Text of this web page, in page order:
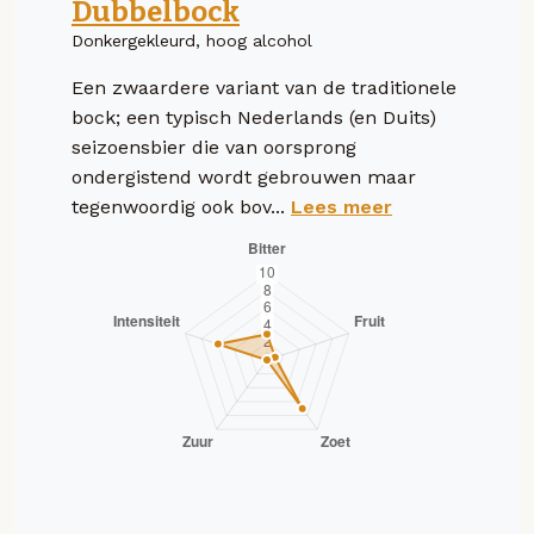
Dubbelbock
Donkergekleurd, hoog alcohol
Een zwaardere variant van de traditionele
bock; een typisch Nederlands (en Duits)
seizoensbier die van oorsprong
ondergistend wordt gebrouwen maar
tegenwoordig ook bov... Lees meer